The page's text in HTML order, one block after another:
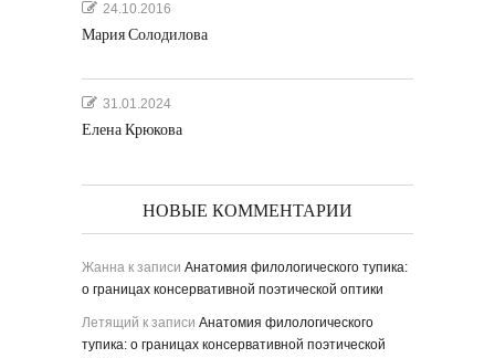
24.10.2016
Мария Солодилова
31.01.2024
Елена Крюкова
НОВЫЕ КОММЕНТАРИИ
Жанна к записи Анатомия филологического тупика:
о границах консервативной поэтической оптики
Летящий к записи Анатомия филологического
тупика: о границах консервативной поэтической